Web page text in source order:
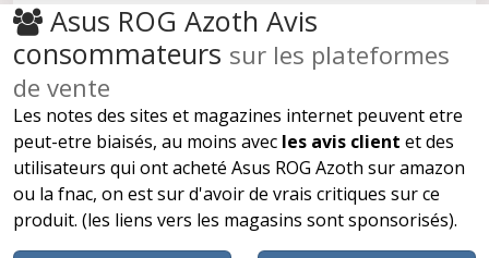
Asus ROG Azoth Avis
consommateurs sur les plateformes
de vente
Les notes des sites et magazines internet peuvent etre
peut-etre biaisés, au moins avec les avis client et des
utilisateurs qui ont acheté Asus ROG Azoth sur amazon
ou la fnac, on est sur d'avoir de vrais critiques sur ce
produit. (les liens vers les magasins sont sponsorisés).